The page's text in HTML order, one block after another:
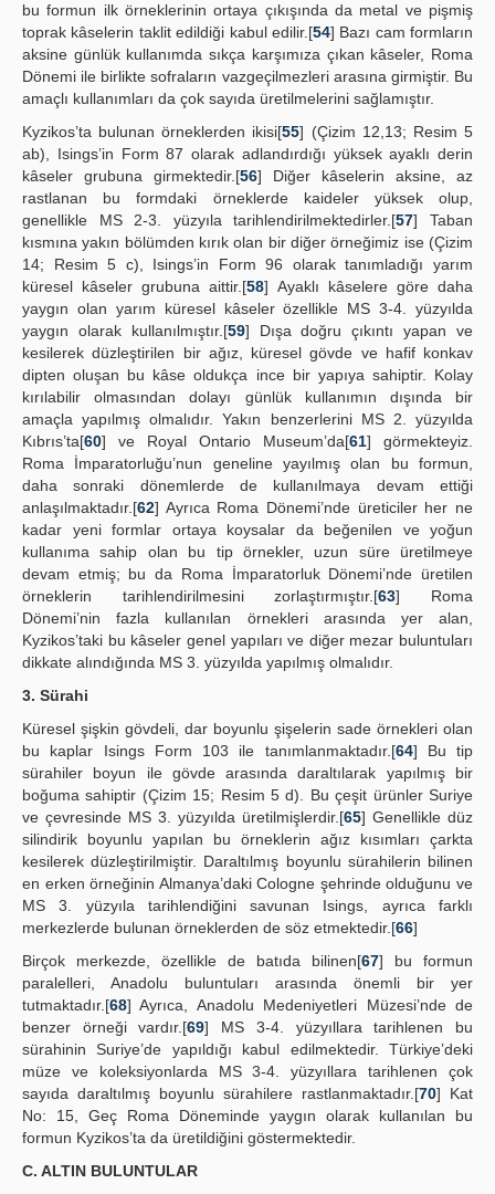
bu formun ilk örneklerinin ortaya çıkışında da metal ve pişmiş
toprak kâselerin taklit edildiği kabul edilir.[54] Bazı cam formların
aksine günlük kullanımda sıkça karşımıza çıkan kâseler, Roma
Dönemi ile birlikte sofraların vazgeçilmezleri arasına girmiştir. Bu
amaçlı kullanımları da çok sayıda üretilmelerini sağlamıştır.
Kyzikos’ta bulunan örneklerden ikisi[55] (Çizim 12,13; Resim 5
ab), Isings’in Form 87 olarak adlandırdığı yüksek ayaklı derin
kâseler grubuna girmektedir.[56] Diğer kâselerin aksine, az
rastlanan bu formdaki örneklerde kaideler yüksek olup,
genellikle MS 2-3. yüzyıla tarihlendirilmektedirler.[57] Taban
kısmına yakın bölümden kırık olan bir diğer örneğimiz ise (Çizim
14; Resim 5 c), Isings’in Form 96 olarak tanımladığı yarım
küresel kâseler grubuna aittir.[58] Ayaklı kâselere göre daha
yaygın olan yarım küresel kâseler özellikle MS 3-4. yüzyılda
yaygın olarak kullanılmıştır.[59] Dışa doğru çıkıntı yapan ve
kesilerek düzleştirilen bir ağız, küresel gövde ve hafif konkav
dipten oluşan bu kâse oldukça ince bir yapıya sahiptir. Kolay
kırılabilir olmasından dolayı günlük kullanımın dışında bir
amaçla yapılmış olmalıdır. Yakın benzerlerini MS 2. yüzyılda
Kıbrıs’ta[60] ve Royal Ontario Museum’da[61] görmekteyiz.
Roma İmparatorluğu’nun geneline yayılmış olan bu formun,
daha sonraki dönemlerde de kullanılmaya devam ettiği
anlaşılmaktadır.[62] Ayrıca Roma Dönemi’nde üreticiler her ne
kadar yeni formlar ortaya koysalar da beğenilen ve yoğun
kullanıma sahip olan bu tip örnekler, uzun süre üretilmeye
devam etmiş; bu da Roma İmparatorluk Dönemi’nde üretilen
örneklerin tarihlendirilmesini zorlaştırmıştır.[63] Roma
Dönemi’nin fazla kullanılan örnekleri arasında yer alan,
Kyzikos’taki bu kâseler genel yapıları ve diğer mezar buluntuları
dikkate alındığında MS 3. yüzyılda yapılmış olmalıdır.
3. Sürahi
Küresel şişkin gövdeli, dar boyunlu şişelerin sade örnekleri olan
bu kaplar Isings Form 103 ile tanımlanmaktadır.[64] Bu tip
sürahiler boyun ile gövde arasında daraltılarak yapılmış bir
boğuma sahiptir (Çizim 15; Resim 5 d). Bu çeşit ürünler Suriye
ve çevresinde MS 3. yüzyılda üretilmişlerdir.[65] Genellikle düz
silindirik boyunlu yapılan bu örneklerin ağız kısımları çarkta
kesilerek düzleştirilmiştir. Daraltılmış boyunlu sürahilerin bilinen
en erken örneğinin Almanya’daki Cologne şehrinde olduğunu ve
MS 3. yüzyıla tarihlendiğini savunan Isings, ayrıca farklı
merkezlerde bulunan örneklerden de söz etmektedir.[66]
Birçok merkezde, özellikle de batıda bilinen[67] bu formun
paralelleri, Anadolu buluntuları arasında önemli bir yer
tutmaktadır.[68] Ayrıca, Anadolu Medeniyetleri Müzesi’nde de
benzer örneği vardır.[69] MS 3-4. yüzyıllara tarihlenen bu
sürahinin Suriye’de yapıldığı kabul edilmektedir. Türkiye’deki
müze ve koleksiyonlarda MS 3-4. yüzyıllara tarihlenen çok
sayıda daraltılmış boyunlu sürahilere rastlanmaktadır.[70] Kat
No: 15, Geç Roma Döneminde yaygın olarak kullanılan bu
formun Kyzikos’ta da üretildiğini göstermektedir.
C. ALTIN BULUNTULAR